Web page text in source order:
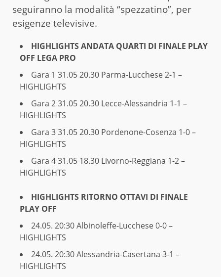
seguiranno la modalità “spezzatino”, per
esigenze televisive.
HIGHLIGHTS ANDATA QUARTI DI FINALE PLAY
OFF LEGA PRO
Gara 1 31.05 20.30 Parma-Lucchese 2-1 –
HIGHLIGHTS
Gara 2 31.05 20.30 Lecce-Alessandria 1-1 –
HIGHLIGHTS
Gara 3 31.05 20.30 Pordenone-Cosenza 1-0 –
HIGHLIGHTS
Gara 4 31.05 18.30 Livorno-Reggiana 1-2 –
HIGHLIGHTS
HIGHLIGHTS RITORNO OTTAVI DI FINALE
PLAY OFF
24.05. 20:30Albinoleffe-Lucchese 0-0 –
HIGHLIGHTS
24.05. 20:30Alessandria-Casertana 3-1 –
HIGHLIGHTS